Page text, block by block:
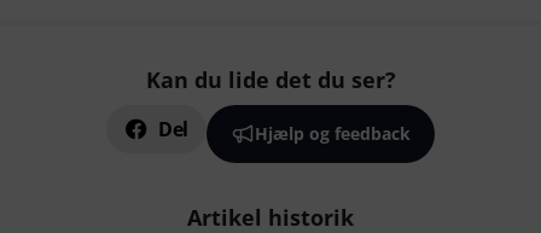
Kan du lide det du ser?
Del Hjælp og feedback
Artikel historik